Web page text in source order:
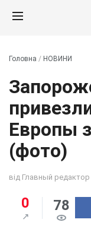
Головна / НОВИНИ
Европы
(фото)
від Главный редактор
0 78